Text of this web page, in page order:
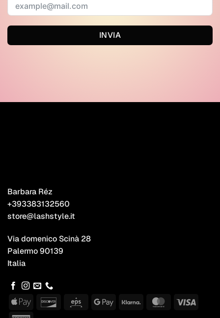
INVIA
Barbara Réz
+393383132560
store@lashstyle.it
Via domenico Scinà 28
Palermo 90139
Italia
Apple
Discover Eps
GoogleKlarna MasterCard
Visa